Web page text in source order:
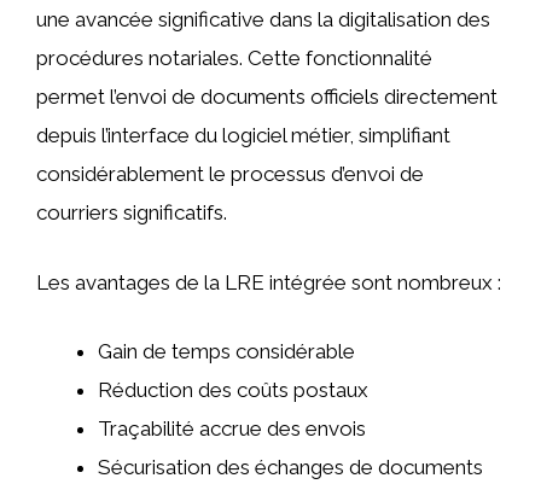
une avancée significative dans la digitalisation des
procédures notariales. Cette fonctionnalité
permet l’envoi de documents officiels directement
depuis l’interface du logiciel métier, simplifiant
considérablement le processus d’envoi de
courriers significatifs.
Les avantages de la LRE intégrée sont nombreux :
Gain de temps considérable
Réduction des coûts postaux
Traçabilité accrue des envois
Sécurisation des échanges de documents